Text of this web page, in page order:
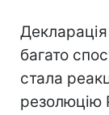
багато
стала
резолюцію